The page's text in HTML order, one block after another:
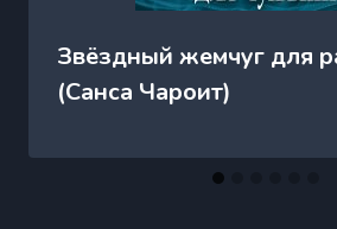
Звёздный жемчуг для
(Санса Чароит)